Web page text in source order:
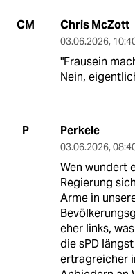
CM Chris McZott
03.06.2026,
"Frausein
Nein,
P Perkele
03.06.2026,
Wen wundert
Regierung
Arme in
eher links,
die sPD
ertragreicher